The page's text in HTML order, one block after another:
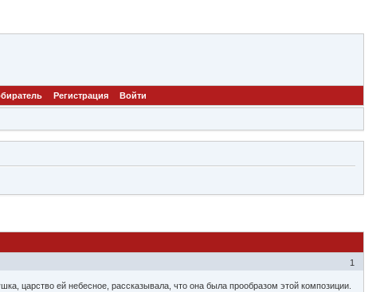
Регистрация Войти
1
царство ей небесное, рассказывала, что она была прообразом этой композиции.